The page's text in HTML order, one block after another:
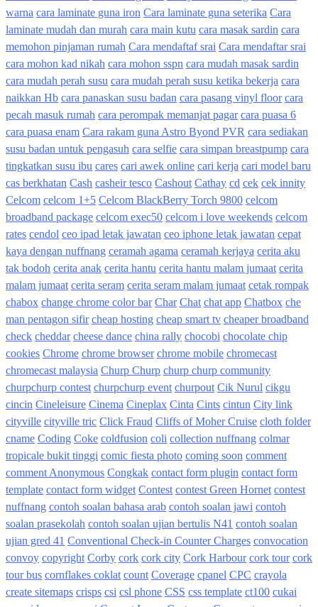
warna cara laminate guna iron Cara laminate guna seterika Cara
laminate mudah dan murah cara main kutu cara masak sardin cara
memohon pinjaman rumah Cara mendaftaf srai Cara mendaftar srai
cara mohon kad nikah cara mohon sspn cara mudah masak sardin
cara mudah perah susu cara mudah perah susu ketika bekerja cara
naikkan Hb cara panaskan susu badan cara pasang vinyl floor cara
pecah masuk rumah cara perompak memanjat pagar cara puasa 6
cara puasa enam Cara rakam guna Astro Byond PVR cara sediakan
susu badan untuk pengasuh cara selfie cara simpan breastpump cara
tingkatkan susu ibu cares cari awek online cari kerja cari model baru
cas berkhatan Cash casheir tesco Cashout Cathay cd cek cek innity
Celcom celcom 1+5 Celcom BlackBerry Torch 9800 celcom
broadband package celcom exec50 celcom i love weekends celcom
rates cendol ceo ipad letak jawatan ceo iphone letak jawatan cepat
kaya dengan nuffnang ceramah agama ceramah kerjaya cerita aku
tak bodoh cerita anak cerita hantu cerita hantu malam jumaat cerita
malam jumaat cerita seram cerita seram malam jumaat cetak rompak
chabox change chrome color bar Char Chat chat app Chatbox che
man pentagon sifir cheap hosting cheap smart tv cheaper broadband
check cheddar cheese dance china rally chocobi chocolate chip
cookies Chrome chrome browser chrome mobile chromecast
chromecast malaysia Churp Churp churp churp community
churpchurp contest churpchurp event churpout Cik Nurul cikgu
cincin Cineleisure Cinema Cineplax Cinta Cints cintun City link
cityville cityville tric Click Fraud Cliffs of Moher Cruise cloth folder
cname Coding Coke coldfusion coli collection nuffnang colmar
tropicale bukit tinggi comic fiesta photo coming soon comment
comment Anonymous Congkak contact form plugin contact form
template contact form widget Contest contest Green Hornet contest
nuffnang contoh soalan bahasa arab contoh soalan jawi contoh
soalan prasekolah contoh soalan ujian bertulis N41 contoh soalan
ujian gred 41 Conventional Check-in Counter Charges convocation
convoy copyright Corby cork cork city Cork Harbour cork tour cork
tour bus cornflakes coklat count Coverage cpanel CPC crayola
create sitemaps crisps csi csl phone CSS css template ct100 cukai